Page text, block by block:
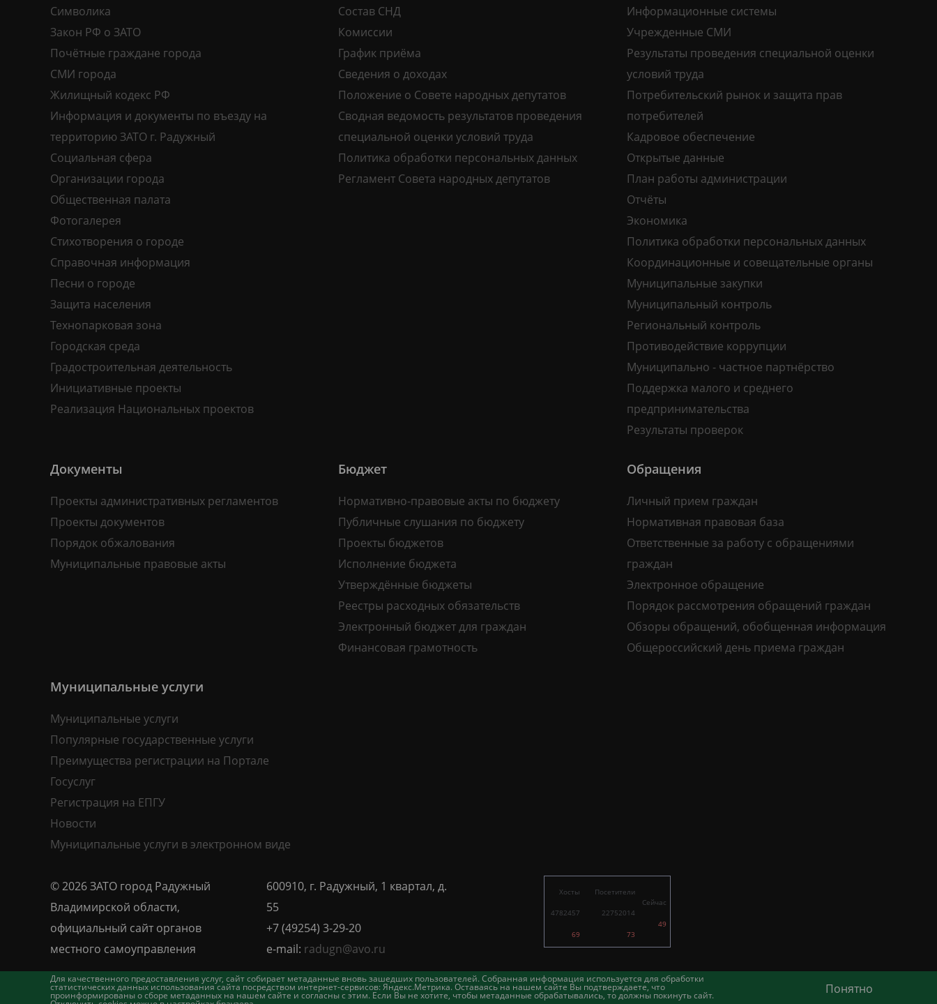
Для качественного предоставления услуг, сайт собирает метаданные вновь зашедших пользователей. Собранная информация используется для обработки
статистических данных использования сайта посредством интернет-сервисов: Яндекс.Метрика. Оставаясь на нашем сайте Вы подтверждаете, что
проинформированы о сборе метаданных на нашем сайте и согласны с этим. Если Вы не хотите, чтобы метаданные обрабатывались, то должны покинуть сайт. Понятно
Символика
Закон РФ о ЗАТО
Почётные граждане города
СМИ города
Жилищный кодекс РФ
Информация и документы по въезду на
территорию ЗАТО г. Радужный
Социальная сфера
Организации города
Общественная палата
Фотогалерея
Стихотворения о городе
Справочная информация
Песни о городе
Защита населения
Технопарковая зона
Городская среда
Градостроительная деятельность
Инициативные проекты
Реализация Национальных проектов
Состав СНД
Комиссии
График приёма
Сведения о доходах
Положение о Совете народных депутатов
Сводная ведомость результатов проведения
специальной оценки условий труда
Политика обработки персональных данных
Регламент Совета народных депутатов
Информационные системы
Учрежденные СМИ
Результаты проведения специальной оценки
условий труда
Потребительский рынок и защита прав
потребителей
Кадровое обеспечение
Открытые данные
План работы администрации
Отчёты
Экономика
Политика обработки персональных данных
Координационные и совещательные органы
Муниципальные закупки
Муниципальный контроль
Региональный контроль
Противодействие коррупции
Муниципально - частное партнёрство
Поддержка малого и среднего
предпринимательства
Результаты проверок
Документы
Проекты административных регламентов
Проекты документов
Порядок обжалования
Муниципальные правовые акты
Бюджет
Нормативно-правовые акты по бюджету
Публичные слушания по бюджету
Проекты бюджетов
Исполнение бюджета
Утверждённые бюджеты
Реестры расходных обязательств
Электронный бюджет для граждан
Финансовая грамотность
Обращения
Личный прием граждан
Нормативная правовая база
Ответственные за работу с обращениями
граждан
Электронное обращение
Порядок рассмотрения обращений граждан
Обзоры обращений, обобщенная информация
Общероссийский день приема граждан
Муниципальные услуги
Муниципальные услуги
Популярные государственные услуги
Преимущества регистрации на Портале
Госуслуг
Регистрация на ЕПГУ
Новости
Муниципальные услуги в электронном виде
© 2026 ЗАТО город Радужный
Владимирской области,
официальный сайт органов
местного самоуправления
600910, г. Радужный, 1 квартал, д.
55
+7 (49254) 3-29-20
e-mail: radugn@avo.ru
Хосты
4782457
69
Посетители
22752014
73
Сейчас
49